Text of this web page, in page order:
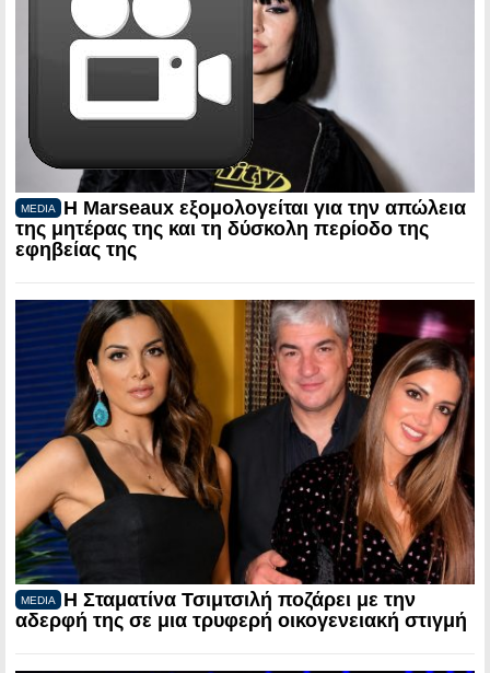
MEDIA
Η Marseaux εξομολογείται για την απώλεια
της μητέρας της και τη δύσκολη περίοδο της
εφηβείας της
MEDIA
Η Σταματίνα Τσιμτσιλή ποζάρει με την
αδερφή της σε μια τρυφερή οικογενειακή στιγμή